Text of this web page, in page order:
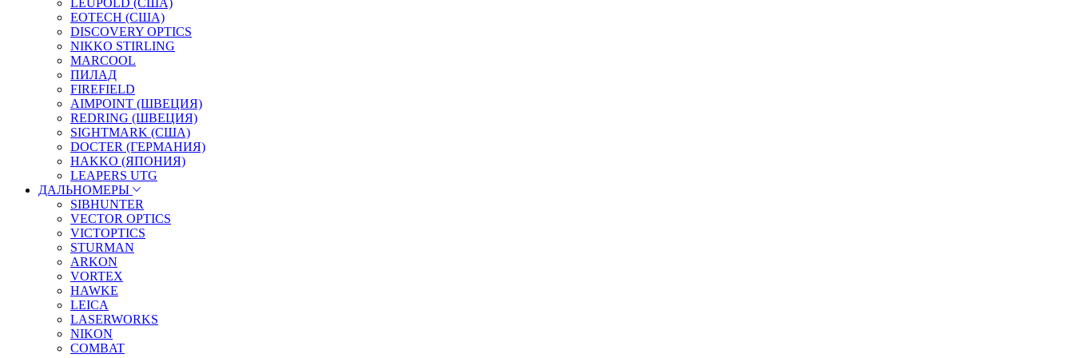
LEUPOLD (США)
EOTECH (США)
DISCOVERY OPTICS
NIKKO STIRLING
MARCOOL
ПИЛАД
FIREFIELD
AIMPOINT (ШВЕЦИЯ)
REDRING (ШВЕЦИЯ)
SIGHTMARK (США)
DOCTER (ГЕРМАНИЯ)
HAKKO (ЯПОНИЯ)
LEAPERS UTG
ДАЛЬНОМЕРЫ
SIBHUNTER
VECTOR OPTICS
VICTOPTICS
STURMAN
ARKON
VORTEX
HAWKE
LEICA
LASERWORKS
NIKON
COMBAT